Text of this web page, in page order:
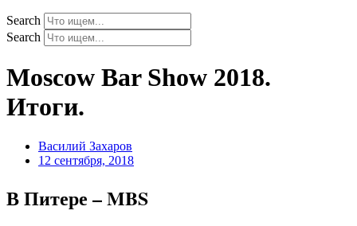
Search
Search
Moscow Bar Show 2018.
Итоги.
Василий Захаров
12 сентября, 2018
В Питере – MBS